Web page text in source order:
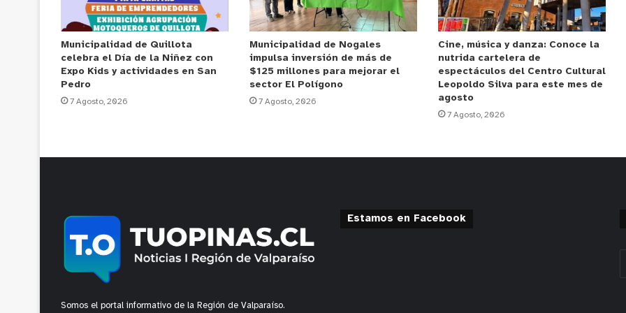
Municipalidad de Quillota
celebra el Día de la Niñez con
Expo Kids y actividades en San
Pedro
7 Agosto, 2026
Municipalidad de Nogales
impulsa inversión de más de
$125 millones para mejorar el
sector El Polígono
7 Agosto, 2026
Cine, música y danza: Conoce la
nutrida cartelera de
espectáculos del Centro Cultural
Leopoldo Silva para este mes de
agosto
7 Agosto, 2026
Somos el portal informativo de la Región de Valparaíso.
Estamos en Facebook